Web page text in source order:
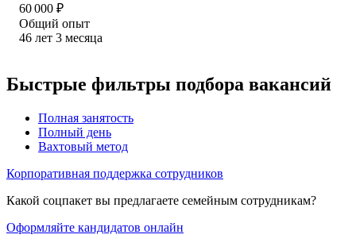
60 000 ₽
Общий опыт
46 лет 3 месяца
Быстрые фильтры подбора вакансий
Полная занятость
Полный день
Вахтовый метод
Корпоративная поддержка сотрудников
Какой соцпакет вы предлагаете семейным сотрудникам?
Оформляйте кандидатов онлайн